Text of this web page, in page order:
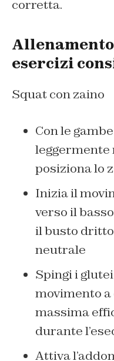
corretta.
esercizi
Squat con zaino
Con le
leggermente
posiziona lo
Inizia il
verso il
il busto
neutrale
Spingi i
movimento
massima
durante
Attiva